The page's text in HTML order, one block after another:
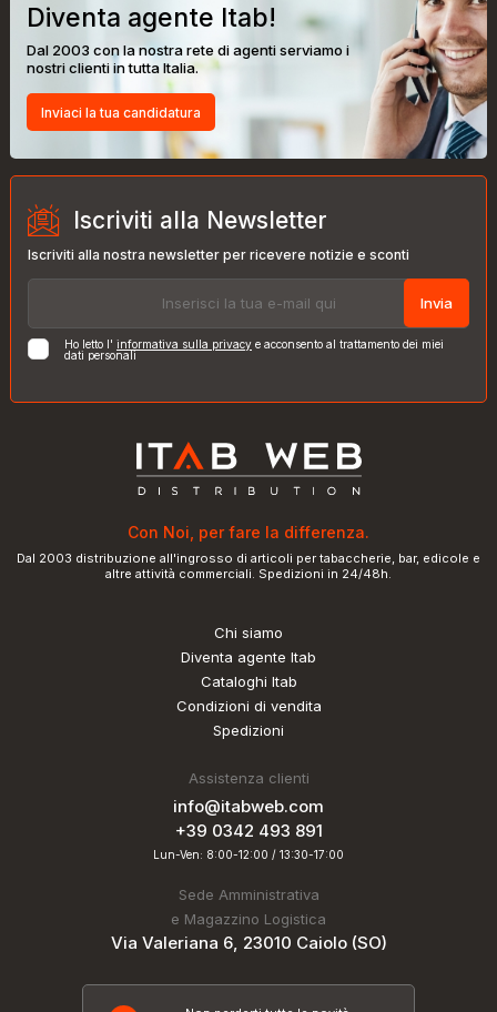
Diventa agente Itab!
Dal 2003 con la nostra rete di agenti serviamo i
nostri clienti in tutta Italia.
Inviaci la tua candidatura
Iscriviti alla Newsletter
Iscriviti alla nostra newsletter per ricevere notizie e sconti
Invia
Ho letto l' informativa sulla privacy e acconsento al trattamento dei miei
dati personali
Con Noi, per fare la differenza.
Dal 2003 distribuzione all'ingrosso di articoli per tabaccherie, bar, edicole e
altre attività commerciali. Spedizioni in 24/48h.
Chi siamo
Diventa agente Itab
Cataloghi Itab
Condizioni di vendita
Spedizioni
Assistenza clienti
info@itabweb.com
+39 0342 493 891
Lun-Ven: 8:00-12:00 / 13:30-17:00
Sede Amministrativa
e Magazzino Logistica
Via Valeriana 6, 23010 Caiolo (SO)